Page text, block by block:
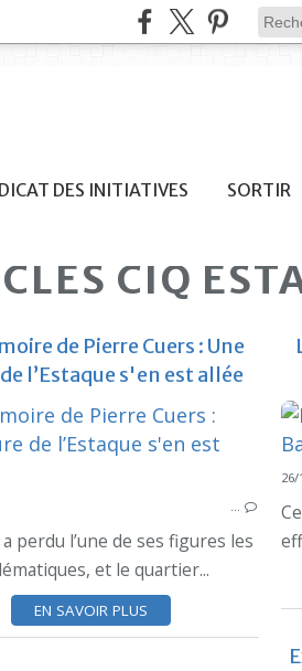
DES INITIATIVES SORTIR
CIQ
de Pierre Cuers : Une
l’Estaque s'en est allée
…
a perdu l’une de ses figures les
et le quartier...
EN SAVOIR PLUS
26/